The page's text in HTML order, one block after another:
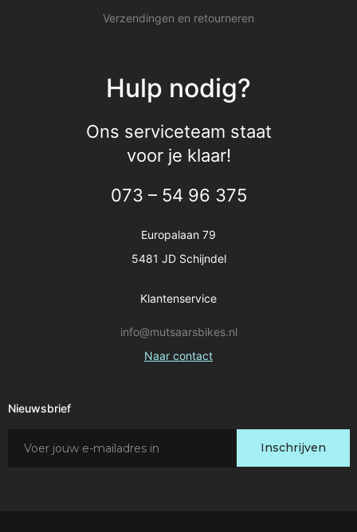
Verzendingen en retourneren
Hulp nodig?
Ons serviceteam staat
voor je klaar!
073 – 54 96 375
Europalaan 79
5481 JD Schijndel
Klantenservice
info@mutsaarsbikes.nl
Naar contact
Nieuwsbrief
Inschrijven